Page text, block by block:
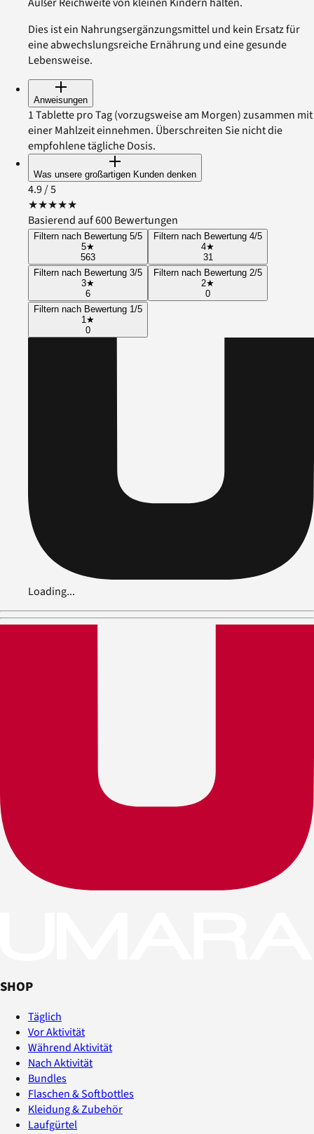
Dies ist ein Nahrungsergänzungsmittel und kein Ersatz für
eine abwechslungsreiche Ernährung und eine gesunde
Lebensweise.
Anweisungen
1 Tablette pro Tag (vorzugsweise am Morgen) zusammen mit
einer Mahlzeit einnehmen. Überschreiten Sie nicht die
empfohlene tägliche Dosis.
Was unsere großartigen Kunden denken
4.9/ 5
★★★★★
Basierend auf 600 Bewertungen
Filtern nach Bewertung 5/5
5★
563
Filtern nach Bewertung 4/5
4★
31
Filtern nach Bewertung 3/5
3★
6
Filtern nach Bewertung 2/5
2★
0
Filtern nach Bewertung 1/5
1★
0
Loading...
SHOP
Täglich
Vor Aktivität
Während Aktivität
Nach Aktivität
Bundles
Flaschen & Softbottles
Kleidung & Zubehör
Laufgürtel